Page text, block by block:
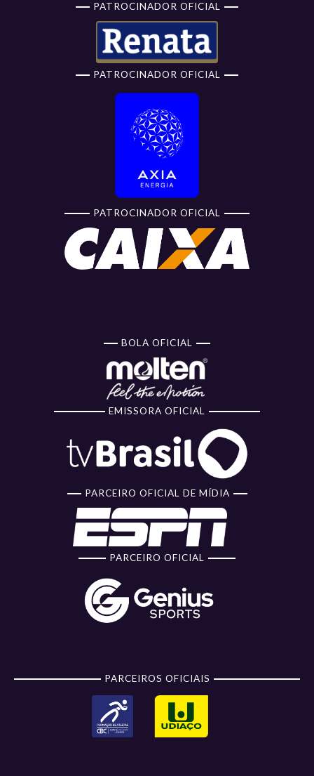
PATROCINADOR OFICIAL
PATROCINADOR OFICIAL
PATROCINADOR OFICIAL
BOLA OFICIAL
EMISSORA OFICIAL
PARCEIRO OFICIAL DE MÍDIA
PARCEIRO OFICIAL
PARCEIROS OFICIAIS